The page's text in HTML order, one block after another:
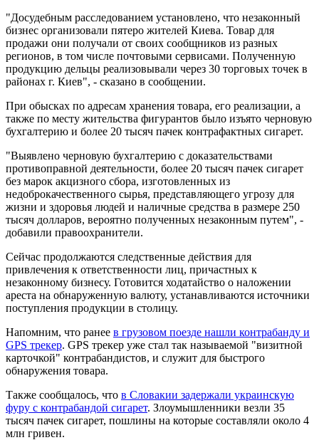
"Досудебным расследованием установлено, что незаконный
бизнес организовали пятеро жителей Киева. Товар для
продажи они получали от своих сообщников из разных
регионов, в том числе почтовыми сервисами. Полученную
продукцию дельцы реализовывали через 30 торговых точек в
районах г. Киев", - сказано в сообщении.
При обысках по адресам хранения товара, его реализации, а
также по месту жительства фигурантов было изъято черновую
бухгалтерию и более 20 тысяч пачек контрафактных сигарет.
"Выявлено черновую бухгалтерию с доказательствами
противоправной деятельности, более 20 тысяч пачек сигарет
без марок акцизного сбора, изготовленных из
недоброкачественного сырья, представляющего угрозу для
жизни и здоровья людей и наличные средства в размере 250
тысяч долларов, вероятно полученных незаконным путем", -
добавили правоохранители.
Сейчас продолжаются следственные действия для
привлечения к ответственности лиц, причастных к
незаконному бизнесу. Готовится ходатайство о наложении
ареста на обнаруженную валюту, устанавливаются источники
поступления продукции в столицу.
Напомним, что ранее в грузовом поезде нашли контрабанду и
GPS трекер. GPS трекер уже стал так называемой "визитной
карточкой" контрабандистов, и служит для быстрого
обнаружения товара.
Также сообщалось, что в Словакии задержали украинскую
фуру с контрабандой сигарет. Злоумышленники везли 35
тысяч пачек сигарет, пошлины на которые составляли около 4
млн гривен.